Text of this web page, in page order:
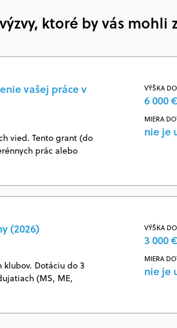
ktoré by vás mohli
vašej práce v
vied. Tento grant (do
prác alebo
VÝŠKA
6 000 €
MIERA
nie je
(2026)
Dotáciu do 3
(MS, ME,
VÝŠKA
3 000 €
MIERA
nie je